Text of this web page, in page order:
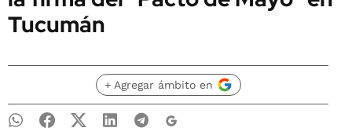
Tucumán
+ Agregar ámbito en